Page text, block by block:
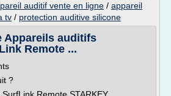
auditif vente en ligne / appareil
tv / protection auditive silicone
Appareils auditifs
Remote ...
?